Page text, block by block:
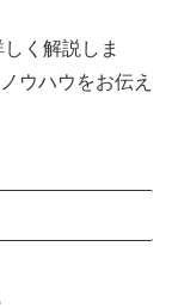
く解説しま
ウハウをお伝え